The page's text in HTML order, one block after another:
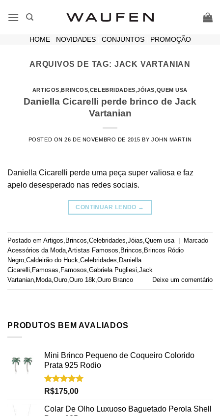
HOME| NOVIDADES| CONJUNTOS| PROMOÇÃO
ARQUIVOS DE TAG: JACK VARTANIAN
ARTIGOS,BRINCOS,CELEBRIDADES,JÓIAS,QUEM USA
Daniella Cicarelli perde brinco de Jack
Vartanian
POSTED ON26 DE NOVEMBRO DE 2015 BY JOHN MARTIN
Daniella Cicarelli perde uma peça super valiosa e faz
apelo desesperado nas redes sociais.
CONTINUAR LENDO →
Postado em Artigos Brincos Celebridades Jóias Quem usa
Marcado
Acessórios da Moda Artistas Famosos Brincos Brincos Ródio
Negro Caldeirão do Huck Celebridades Daniella
Cicarelli Famosas Famosos Gabriela Pugliesi Jack
Vartanian Moda Ouro Ouro 18k Ouro Branco Deixe um comentário
PRODUTOS BEM AVALIADOS
Mini Brinco Pequeno de Coqueiro Colorido
Prata 925 Rodio
Avaliação
R$175,00
Colar De Olho Luxuoso Baguetado Perola Shell